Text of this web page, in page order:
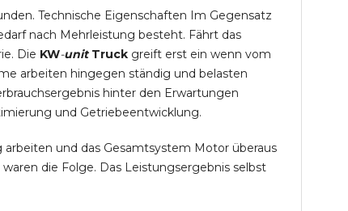
Technische Eigenschaften Im Gegensatz
nach Mehrleistung besteht. Fährt das
Die KW-unit Truck greift erst ein wenn vom
arbeiten hingegen ständig und belasten
hinter den Erwartungen
und Getriebeentwicklung.
und das Gesamtsystem Motor überaus
die Folge. Das Leistungsergebnis selbst